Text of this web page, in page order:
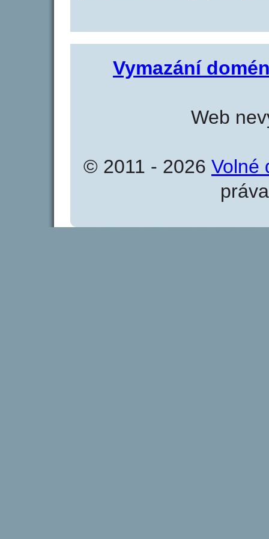
Vymazání
Web
© 2011 - 2026 Volné